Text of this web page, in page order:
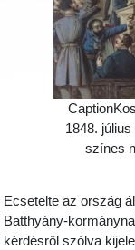
1848.
színes
Ecsetelte az ország
Batthyány-
kérdésről szólva